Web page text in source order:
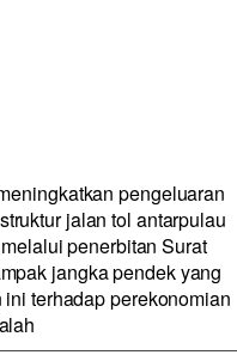
pengeluaran
jalan tol antarpulau
penerbitan Surat
jangka pendek yang
terhadap perekonomian